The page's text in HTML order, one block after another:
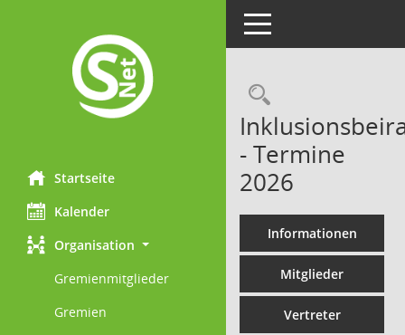
Startseite
Kalender
Organisation
Gremienmitglieder
Gremien
Toggle navigation
- Termine
2026
Informationen
Mitglieder
Vertreter